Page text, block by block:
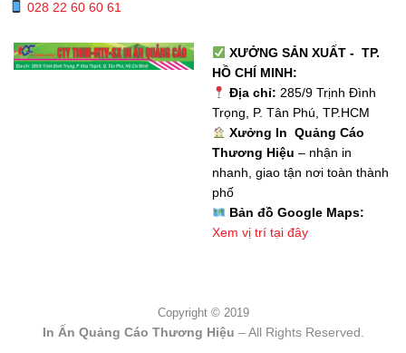
028 22 60 60 61
XƯỞNG SẢN XUẤT - TP.
HỒ CHÍ MINH:
Địa chỉ: 285/9 Trịnh Đình
Trọng, P. Tân Phú, TP.HCM
Xưởng In Quảng Cáo
Thương Hiệu – nhận in
nhanh, giao tận nơi toàn thành
phố
Bản đồ Google Maps:
Xem vị trí tại đây
Copyright © 2019
In Ấn Quảng Cáo Thương Hiệu – All Rights Reserved.